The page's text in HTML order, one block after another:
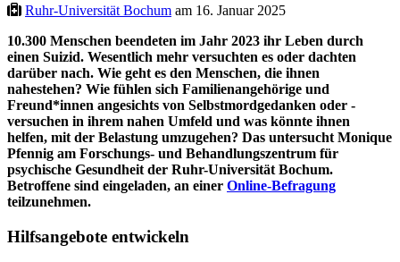
Ruhr-Universität Bochum am 16. Januar 2025
10.300 Menschen beendeten im Jahr 2023 ihr Leben durch
einen Suizid. Wesentlich mehr versuchten es oder dachten
darüber nach. Wie geht es den Menschen, die ihnen
nahestehen? Wie fühlen sich Familienangehörige und
Freund*innen angesichts von Selbstmordgedanken oder -
versuchen in ihrem nahen Umfeld und was könnte ihnen
helfen, mit der Belastung umzugehen? Das untersucht Monique
Pfennig am Forschungs- und Behandlungszentrum für
psychische Gesundheit der Ruhr-Universität Bochum.
Betroffene sind eingeladen, an einer Online-Befragung
teilzunehmen.
Hilfsangebote entwickeln